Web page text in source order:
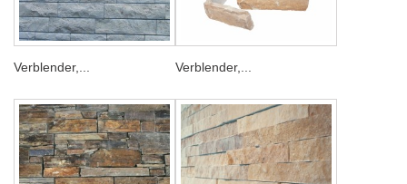
Verblender,... Verblender,...